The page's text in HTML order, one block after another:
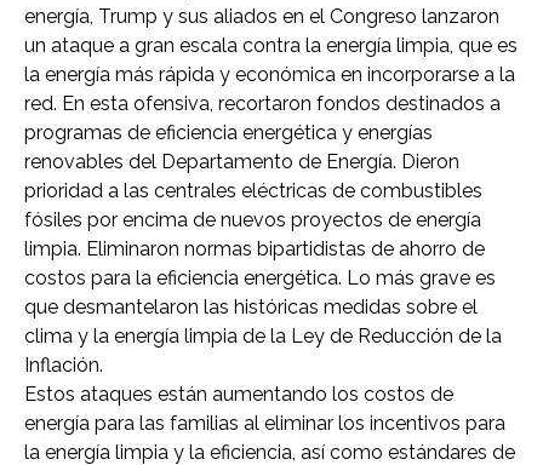
energía, Trump y sus aliados en el Congreso lanzaron
un ataque a gran escala contra la energía limpia, que es
la energía más rápida y económica en incorporarse a la
red. En esta ofensiva, recortaron fondos destinados a
programas de eficiencia energética y energías
renovables del Departamento de Energía. Dieron
prioridad a las centrales eléctricas de combustibles
fósiles por encima de nuevos proyectos de energía
limpia. Eliminaron normas bipartidistas de ahorro de
costos para la eficiencia energética. Lo más grave es
que desmantelaron las históricas medidas sobre el
clima y la energía limpia de la Ley de Reducción de la
Inflación.
Estos ataques están aumentando los costos de
energía para las familias al eliminar los incentivos para
la energía limpia y la eficiencia, así como estándares de